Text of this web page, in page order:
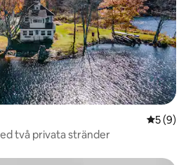
5 av 5 i
5 (9)
två privata stränder